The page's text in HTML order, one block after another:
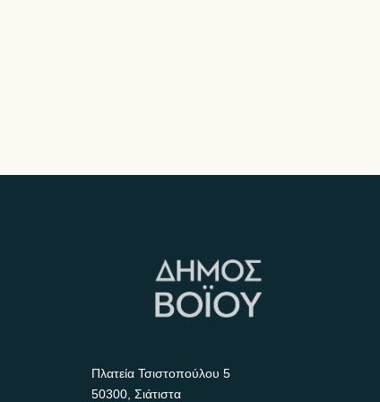
Πλατεία Τσιστοπούλου 5
50300, Σιάτιστα